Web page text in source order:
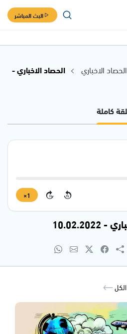
البث المباشر
الحصاد الاخباري
الحصاد الاخباري -
كاملة
15
15
1×